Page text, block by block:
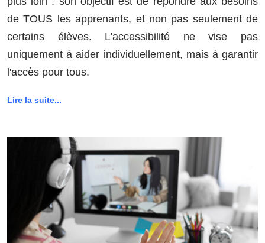
de TOUS les apprenants, et non pas seulement de
certains élèves. L'accessibilité ne vise pas
uniquement à aider individuellement, mais à garantir
l'accès pour tous.
Lire la suite...